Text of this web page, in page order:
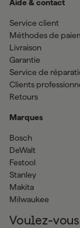
Aide & contact
Service client
Méthodes de
Livraison
Garantie
Service de
Clients
Retours
Marques
Bosch
DeWalt
Festool
Stanley
Makita
Milwaukee
Voulez-